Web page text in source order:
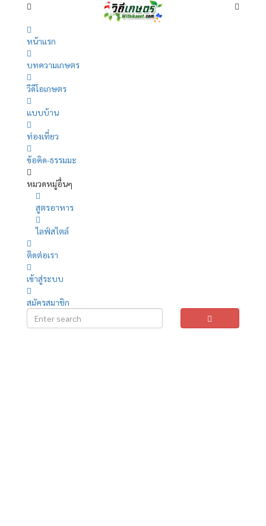
หน้าแรก
บทความเกษตร
วีดีโอเกษตร
แบบบ้าน
ท่องเที่ยว
ข้อคิด-ธรรมมะ
หมวดหมู่อื่นๆ
สูตรอาหาร
ไลฟ์สไตล์
ติดต่อเรา
เข้าสู่ระบบ
สมัครสมาชิก